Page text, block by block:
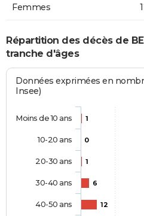
Femmes
Répartition des décès de
tranche d'âges
Données exprimées en
Insee)
1
0
1
6
12
Moins de 10 ans
10-20 ans
20-30 ans
30-40 ans
40-50 ans